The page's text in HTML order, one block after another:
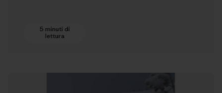
5 minuti di
lettura